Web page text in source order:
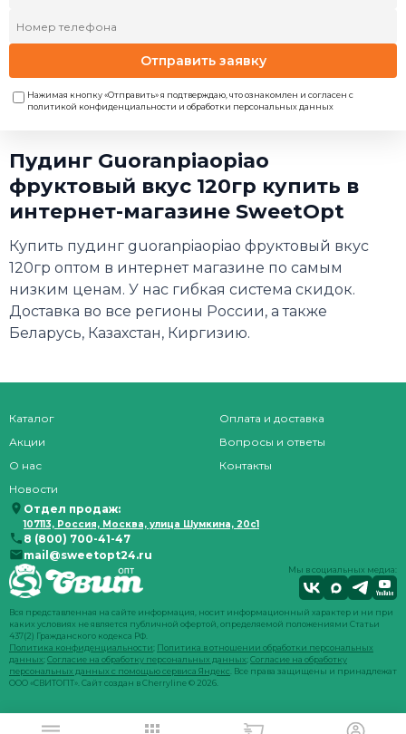
Отправить заявку
Нажимая кнопку «Отправить» я подтверждаю, что ознакомлен и согласен с
политикой конфиденциальности и обработки персональных данных
Пудинг Guoranpiaopiao
фруктовый вкус 120гр купить в
интернет-магазине SweetOpt
Купить пудинг guoranpiaopiao фруктовый вкус
120гр оптом в интернет магазине по самым
низким ценам. У нас гибкая система скидок.
Доставка во все регионы России, а также
Беларусь, Казахстан, Киргизию.
Каталог
Акции
О нас
Новости
Оплата и доставка
Вопросы и ответы
Контакты
Отдел продаж:
107113, Россия, Москва, улица Шумкина, 20с1
8 (800) 700-41-47
mail@sweetopt24.ru
Мы в социальных медиа:
Вся представленная на сайте информация, носит информационный характер и ни при
каких условиях не является публичной офертой, определяемой положениями Статьи
437(2) Гражданского кодекса РФ.
Политика конфиденциальности; Политика в отношении обработки персональных
данных; Согласие на обработку персональных данных; Согласие на обработку
персональных данных с помощью сервиса Яндекс . Все права защищены и принадлежат
ООО «СВИТОПТ». Сайт создан вCherryline© 2026.